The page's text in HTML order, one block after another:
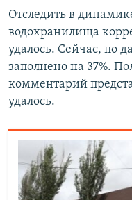
Отследить в
водохранилища
удалось. Сейчас, по
заполнено на 37%.
комментарий
удалось.